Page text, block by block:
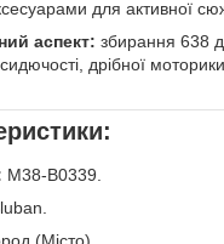
для активної
аспект: збирання 638
дрібної
M38-B0339.